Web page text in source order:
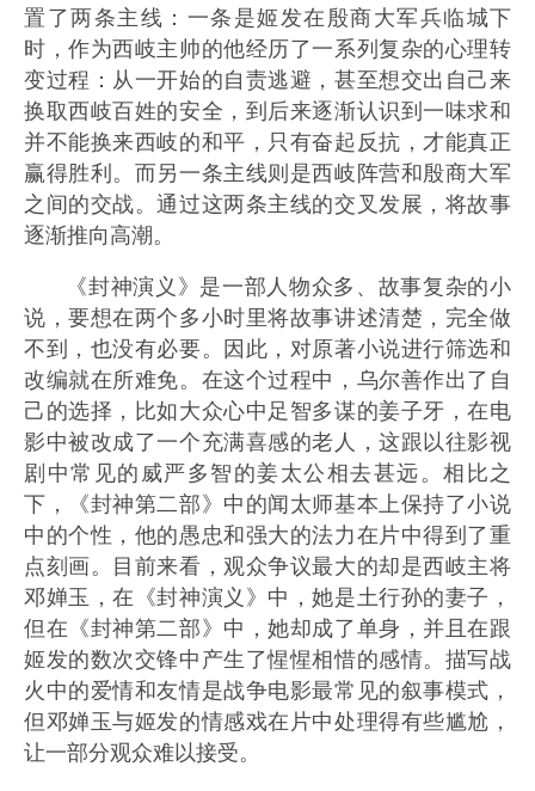
置了两条主线：一条是姬发在殷商大军兵临城下
时，作为西岐主帅的他经历了一系列复杂的心理转
变过程：从一开始的自责逃避，甚至想交出自己来
换取西岐百姓的安全，到后来逐渐认识到一味求和
并不能换来西岐的和平，只有奋起反抗，才能真正
赢得胜利。而另一条主线则是西岐阵营和殷商大军
之间的交战。通过这两条主线的交叉发展，将故事
逐渐推向高潮。
《封神演义》是一部人物众多、故事复杂的小
说，要想在两个多小时里将故事讲述清楚，完全做
不到，也没有必要。因此，对原著小说进行筛选和
改编就在所难免。在这个过程中，乌尔善作出了自
己的选择，比如大众心中足智多谋的姜子牙，在电
影中被改成了一个充满喜感的老人，这跟以往影视
剧中常见的威严多智的姜太公相去甚远。相比之
下，《封神第二部》中的闻太师基本上保持了小说
中的个性，他的愚忠和强大的法力在片中得到了重
点刻画。目前来看，观众争议最大的却是西岐主将
邓婵玉，在《封神演义》中，她是土行孙的妻子，
但在《封神第二部》中，她却成了单身，并且在跟
姬发的数次交锋中产生了惺惺相惜的感情。描写战
火中的爱情和友情是战争电影最常见的叙事模式，
但邓婵玉与姬发的情感戏在片中处理得有些尴尬，
让一部分观众难以接受。